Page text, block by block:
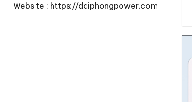
Website : https://daiphongpower.com